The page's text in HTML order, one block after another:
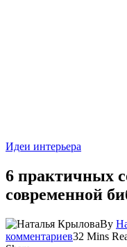
Идеи интерьера
6 практичных
современной
By
комментариев32 Mins